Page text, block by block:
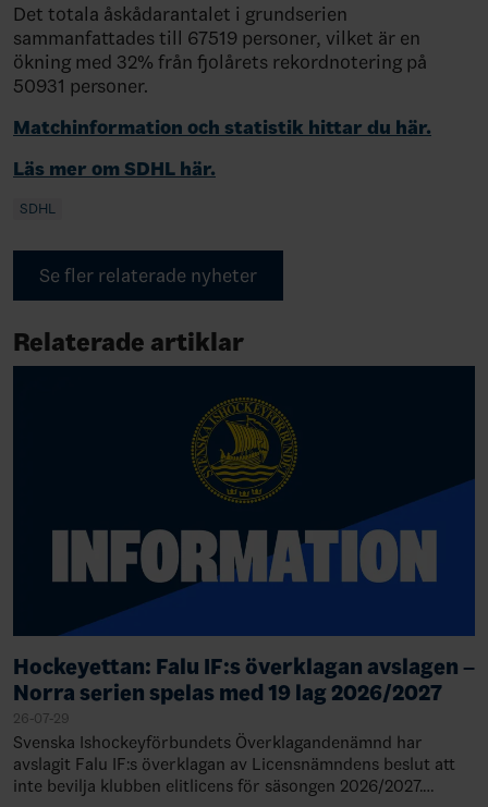
Det totala åskådarantalet i grundserien
sammanfattades till 67519 personer, vilket är en
ökning med 32% från fjolårets rekordnotering på
50931 personer.
Matchinformation och statistik hittar du här.
Läs mer om SDHL här.
SDHL
Se fler relaterade nyheter
Relaterade artiklar
Hockeyettan: Falu IF:s överklagan avslagen –
Norra serien spelas med 19 lag 2026/2027
26-07-29
Svenska Ishockeyförbundets Överklagandenämnd har
avslagit Falu IF:s överklagan av Licensnämndens beslut att
inte bevilja klubben elitlicens för säsongen 2026/2027.